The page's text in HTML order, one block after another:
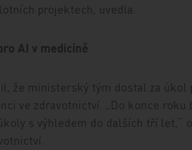
projektech, uvedla.
AI v medicíně
že ministerský tým dostal za
ve zdravotnictví. „Do konce roku
s výhledem do dalších tří let,“